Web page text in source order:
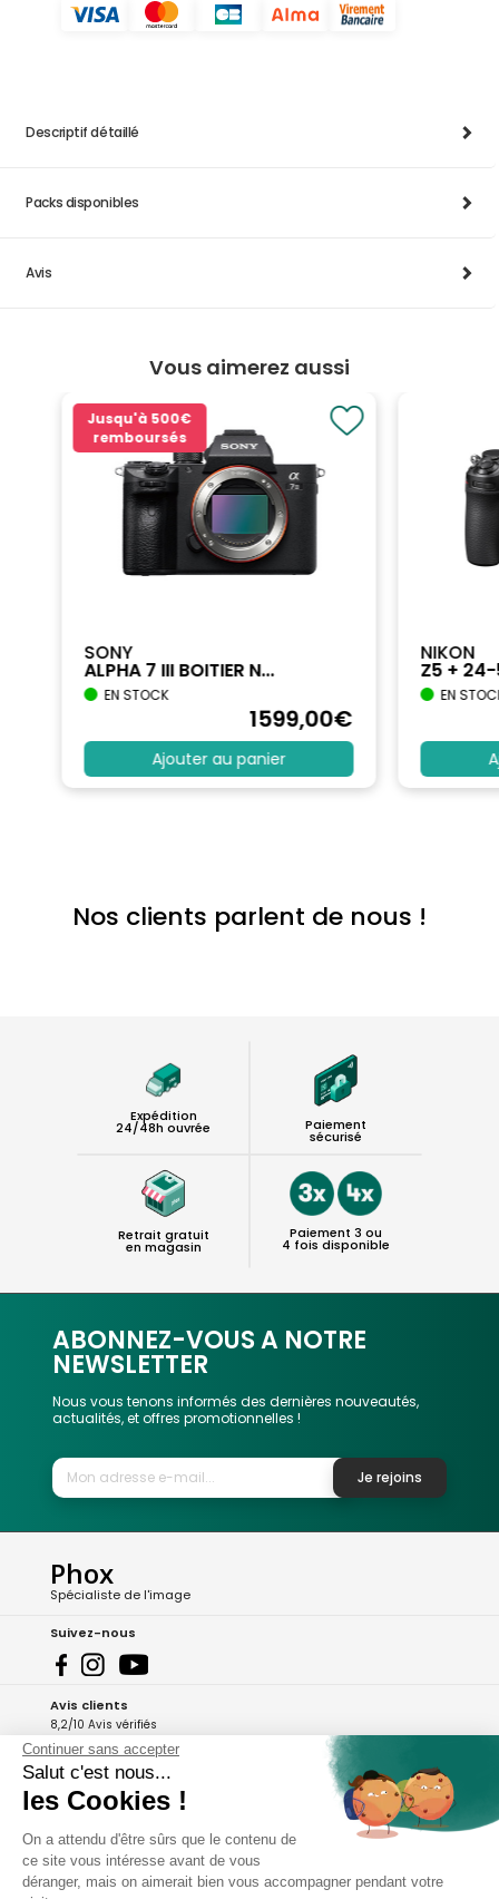
Descriptif détaillé
Packs disponibles
Avis
Vous aimerez aussi
Jusqu'à 500€
remboursés
SONY
ALPHA 7 III BOITIER N...
EN STOCK
1599,00€
Ajouter au panier
NIKON
Z5 +
EN
Nos clients parlent de nous !
Expédition
24/48h ouvrée Paiement
sécurisé
Retrait gratuit
en magasin
Paiement 3 ou
4 fois disponible
ABONNEZ-VOUS A NOTRE
NEWSLETTER
Nous vous tenons informés des dernières nouveautés,
actualités, et offres promotionnelles !
Je rejoins
Phox
Spécialiste de l'image
Suivez-nous
Avis clients
8,2/10 Avis vérifiés
L'Appli Phox
A propos de Phox
Services et garanties
Continuer sans accepter
Salut c'est nous...
les Cookies !
On a attendu d'être sûrs que le contenu de
ce site vous intéresse avant de vous
déranger, mais on aimerait bien vous accompagner pendant votre